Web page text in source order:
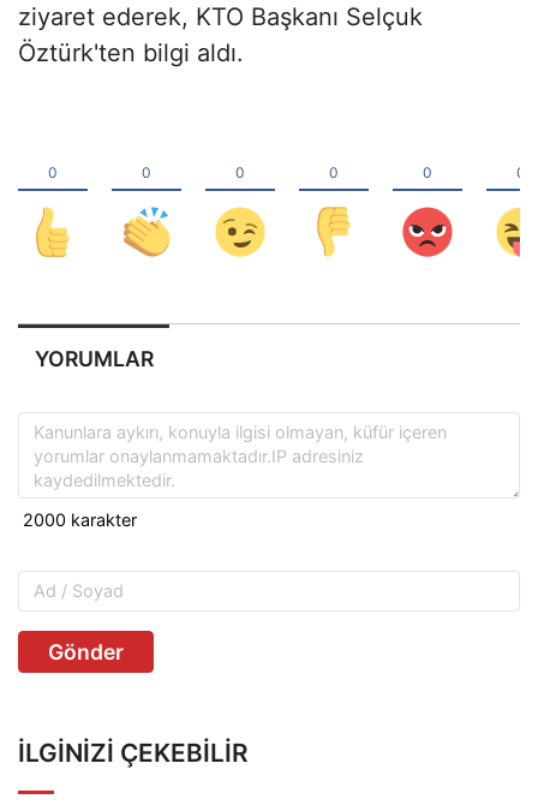
ziyaret ederek, KTO Başkanı Selçuk
Öztürk'ten bilgi aldı.
YORUMLAR
Gönder
İLGINIZI ÇEKEBILIR